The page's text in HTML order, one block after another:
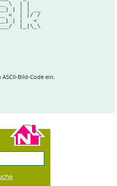
\  | |
| | | __
<  | |/ /
| |   <
|_|\_\
Bild-Code ein.